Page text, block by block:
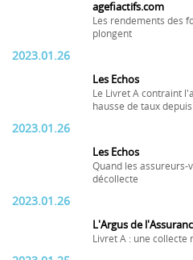
agefiactifs.com
Les rendements des
plongent
2023.01.26
Les Echos
Le Livret A contraint
hausse de taux
2023.01.26
Les Echos
Quand les assureurs-
décollecte
2023.01.26
L'Argus de
Livret A : une